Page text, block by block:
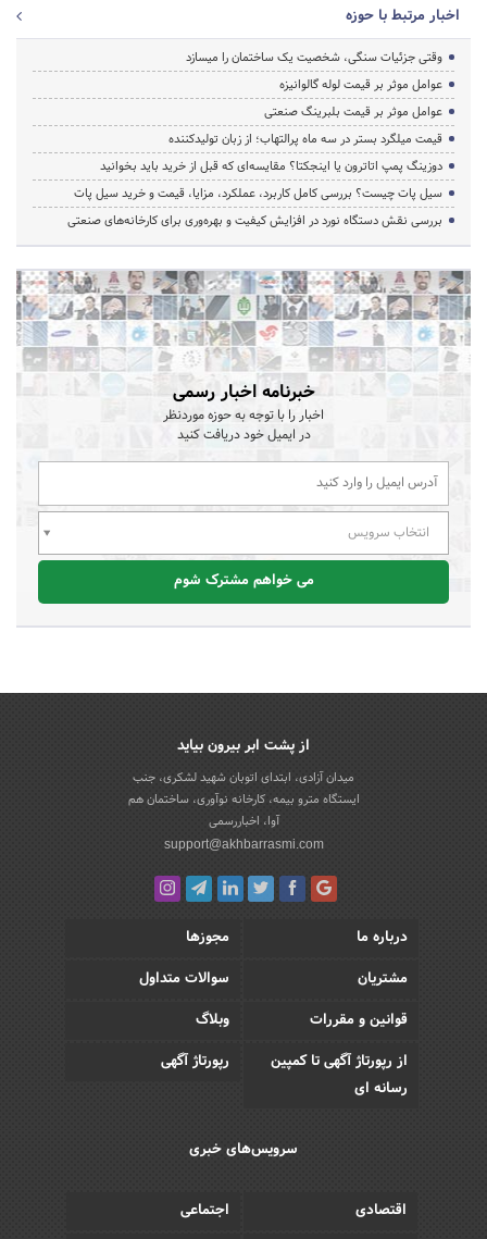
اخبار مرتبط با حوزه
وقتی جزئیات سنگی، شخصیت یک ساختمان را میسازد
عوامل موثر بر قیمت لوله گالوانیزه
عوامل موثر بر قیمت بلبرینگ صنعتی
قیمت میلگرد بستر در سه ماه پرالتهاب؛ از زبان تولیدکننده
دوزینگ پمپ اتاترون یا اینجکتا؟ مقایسه‌ای که قبل از خرید باید بخوانید
سیل پات چیست؟ بررسی کامل کاربرد، عملکرد، مزایا، قیمت و خرید سیل پات
بررسی نقش دستگاه نورد در افزایش کیفیت و بهره‌وری برای کارخانه‌های صنعتی
خبرنامه اخبار رسمی
اخبار را با توجه به حوزه موردنظر
در ایمیل خود دریافت کنید
انتخاب سرویس
می خواهم مشترک شوم
از پشت ابر بیرون بیاید
میدان آزادی، ابتدای اتوبان شهید لشکری، جنب
ایستگاه مترو بیمه، کارخانه نوآوری، ساختمان هم
آوا، اخباررسمی
support@akhbarrasmi.com
درباره ما
مجوزها
مشتریان
سوالات متداول
قوانین و مقررات
وبلاگ
از رپورتاژ آگهی تا کمپین
رسانه ای
رپورتاژ آگهی
سرویس‌های خبری
اقتصادی اجتماعی